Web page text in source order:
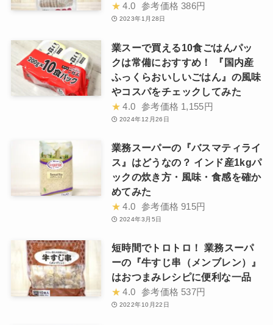
★ 4.0 参考価格 386円
2023年1月28日
業スーで買える10食ごはんパッ
クは常備におすすめ！ 『国内産
ふっくらおいしいごはん』の風味
やコスパをチェックしてみた
★ 4.0 参考価格 1,155円
2024年12月26日
業務スーパーの『バスマティライ
ス』はどうなの？ インド産1kgパ
ックの炊き方・風味・食感を確か
めてみた
★ 4.0 参考価格 915円
2024年3月5日
短時間でトロトロ！ 業務スーパ
ーの『牛すじ串（メンブレン）』
はおつまみレシピに便利な一品
★ 4.0 参考価格 537円
2022年10月22日